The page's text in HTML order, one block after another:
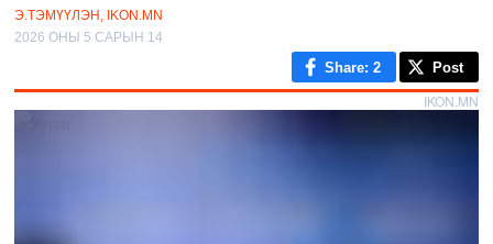
Э.ТЭМҮҮЛЭН, IKON.MN
2026 ОНЫ 5 САРЫН 14
Share: 2 Post
IKON.MN